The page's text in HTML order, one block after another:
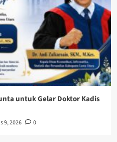
untuk Gelar Doktor Kadis
9, 2026 0